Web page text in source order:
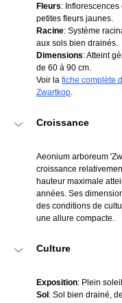
Fleurs:
petites fleurs jaunes.
Racine: Système
aux sols bien drainés.
Dimensions: Atteint
de 60 à 90 cm.
Voir la fiche complète
Zwartkop.
Croissance
Aeonium arboreum
croissance
hauteur maximale
années. Ses
des conditions de
une allure compacte.
Culture
Exposition: Plein
Sol : Sol bien drainé,